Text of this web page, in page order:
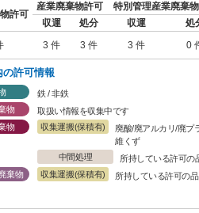
許可
産業廃棄物許可 特別管理産業廃棄
収運
処分 収運 処
3 件 3 件 3 件 0
の許可情報
鉄 / 非鉄
物
取扱い情報を収集中です
物
収集運搬(保積有)
廃酸/廃アルカリ/廃プ
維くず
中間処理
所持している許可の
棄物
収集運搬(保積有) 所持している許可の